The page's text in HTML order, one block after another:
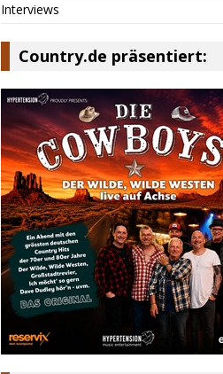
Interviews
Country.de präsentiert: